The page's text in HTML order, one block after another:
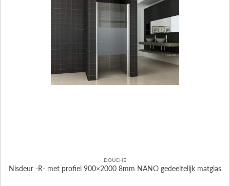
DOUCHE
Nisdeur -R- met profiel 900×2000 8mm NANO gedeeltelijk matglas